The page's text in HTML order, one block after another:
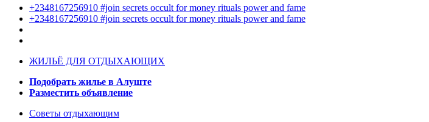
+2348167256910 #join secrets occult for money rituals power and fame
+2348167256910 #join secrets occult for money rituals power and fame
ЖИЛЬЁ ДЛЯ ОТДЫХАЮЩИХ
Подобрать жилье в Алуште
Разместить объявление
Советы отдыхающим